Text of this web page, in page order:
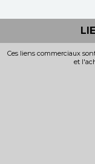
Ces liens commerciaux
et